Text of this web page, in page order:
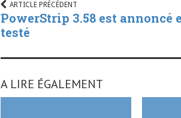
ARTICLE PRÉCÉDENT
PowerStrip 3.58 est annoncé
testé
A LIRE ÉGALEMENT